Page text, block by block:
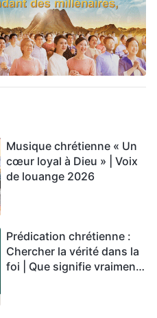
Musique chrétienne « Un
cœur loyal à Dieu » | Voix
de louange 2026
Prédication chrétienne :
Chercher la vérité dans la
foi | Que signifie vraiment